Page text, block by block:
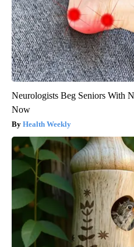
Neurologists Beg Seniors With
Now
Health Weekly